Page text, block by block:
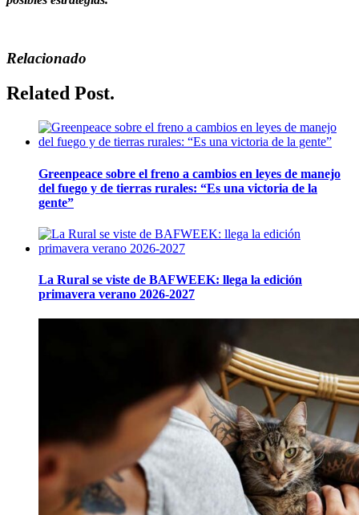
Relacionado
Related Post.
Greenpeace sobre el freno a cambios en leyes de manejo
del fuego y de tierras rurales: “Es una victoria de la
gente”
La Rural se viste de BAFWEEK: llega la edición
primavera verano 2026-2027